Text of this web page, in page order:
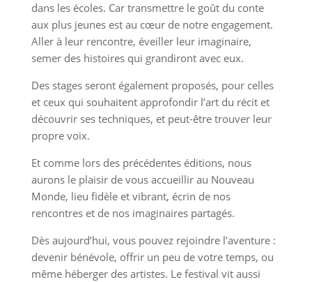
dans les écoles. Car transmettre le goût du conte
aux plus jeunes est au cœur de notre engagement.
Aller à leur rencontre, éveiller leur imaginaire,
semer des histoires qui grandiront avec eux.
Des stages seront également proposés, pour celles
et ceux qui souhaitent approfondir l’art du récit et
découvrir ses techniques, et peut-être trouver leur
propre voix.
Et comme lors des précédentes éditions, nous
aurons le plaisir de vous accueillir au Nouveau
Monde, lieu fidèle et vibrant, écrin de nos
rencontres et de nos imaginaires partagés.
Dès aujourd’hui, vous pouvez rejoindre l’aventure :
devenir bénévole, offrir un peu de votre temps, ou
même héberger des artistes. Le festival vit aussi